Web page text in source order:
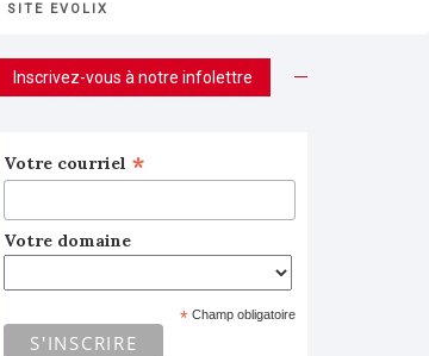
SITE EVOLIX
Inscrivez-vous à notre infolettre
Votre courriel *
Votre domaine
*Champ obligatoire